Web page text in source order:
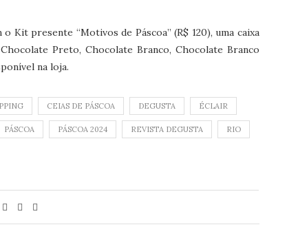
Kit presente “Motivos de Páscoa” (R$ 120), uma caixa
Preto, Chocolate Branco, Chocolate Branco
na loja.
CEIAS DE PÁSCOA DEGUSTA ÉCLAIR
PÁSCOA PÁSCOA 2024 REVISTA DEGUSTA RIO